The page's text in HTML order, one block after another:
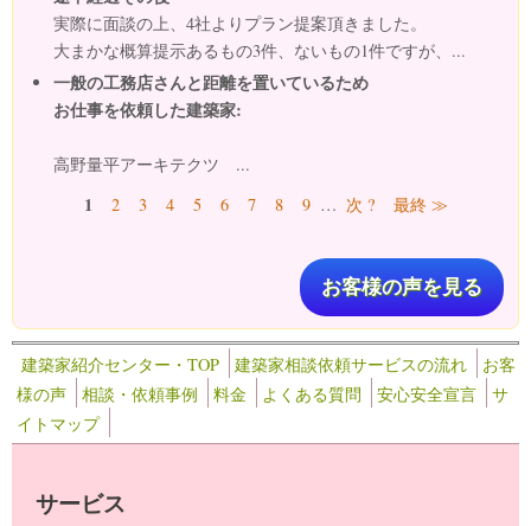
実際に面談の上、4社よりプラン提案頂きました。
大まかな概算提示あるもの3件、ないもの1件ですが、...
一般の工務店さんと距離を置いているため
お仕事を依頼した建築家:
高野量平アーキテクツ ...
ページ1 2 3 4 5 6 7 8 9 … 次 ? 最終 ≫
お客様の声を見る
建築家紹介センター・TOP 建築家相談依頼サービスの流れ
お客
様の声
相談・依頼事例 料金 よくある質問 安心安全宣言
サ
イトマップ
サービス